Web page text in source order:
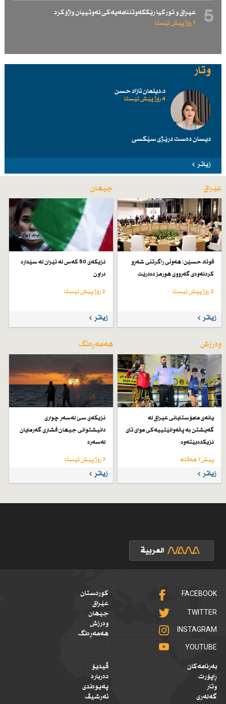
5 عیراق و توركیا رێككەوتننامەیەكی نەوتییان واژۆكرد
7 رۆژ پێش ئێستا
وتار
د.دیلمان ئازاد حسن
4 رۆژ پێش ئێستا
دیسان دەست درێژی سێكسی
زیاتر
عێراق
فوئاد حسێن: هەوڵی راگرتنی شەڕو
كردنەوەی گەرووی هورمز دەدرێت
2 رۆژ پێش ئێستا
زیاتر
جیهان
نزیكەی 50 كەس لە ئێران لە سێدارە
دراون
2 رۆژ پێش ئێستا
زیاتر
وەرزش
یانەی مامۆستایانی عیراق لە
گەیشتن بە پاڵەوانێتییەكی موای تای
نزیكدەبێتەوە
پێش 1 هەفتە
زیاتر
هەمەڕەنگ
نزیكەی سێ لەسەر چواری
دانیشتوانی جیهان فشاری گەرمایان
لەسەرە
7 رۆژ پێش ئێستا
زیاتر
FACEBOOK
TWITTER
INSTAGRAM
YOUTUBE
کوردستان
عێراق
جیهان
وەرزش
هەمەڕەنگ
بەرنامەکان
ڕاپۆرت
وتار
گەلەری
ڤیدیۆ
دەربارە
پەیوەندی
ئەرشیڤ